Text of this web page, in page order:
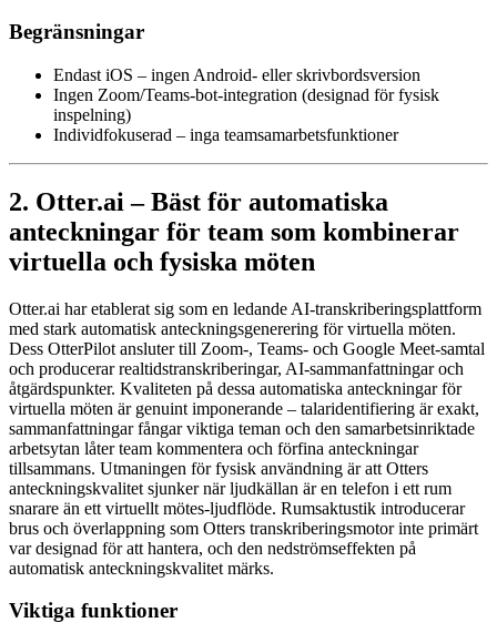
Begränsningar
Endast iOS – ingen Android- eller skrivbordsversion
Ingen Zoom/Teams-bot-integration (designad för fysisk
inspelning)
Individfokuserad – inga teamsamarbetsfunktioner
2. Otter.ai – Bäst för automatiska
anteckningar för team som kombinerar
virtuella och fysiska möten
Otter.ai har etablerat sig som en ledande AI-transkriberingsplattform
med stark automatisk anteckningsgenerering för virtuella möten.
Dess OtterPilot ansluter till Zoom-, Teams- och Google Meet-samtal
och producerar realtidstranskriberingar, AI-sammanfattningar och
åtgärdspunkter. Kvaliteten på dessa automatiska anteckningar för
virtuella möten är genuint imponerande – talaridentifiering är exakt,
sammanfattningar fångar viktiga teman och den samarbetsinriktade
arbetsytan låter team kommentera och förfina anteckningar
tillsammans. Utmaningen för fysisk användning är att Otters
anteckningskvalitet sjunker när ljudkällan är en telefon i ett rum
snarare än ett virtuellt mötes-ljudflöde. Rumsaktustik introducerar
brus och överlappning som Otters transkriberingsmotor inte primärt
var designad för att hantera, och den nedströmseffekten på
automatisk anteckningskvalitet märks.
Viktiga funktioner